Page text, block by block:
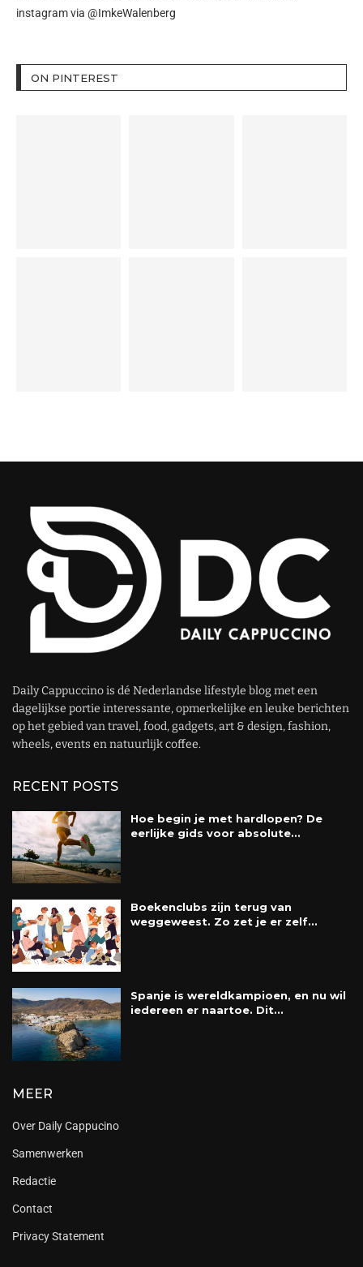
instagram via @ImkeWalenberg
ON PINTEREST
Daily Cappuccino is dé Nederlandse lifestyle blog met een
dagelijkse portie interessante, opmerkelijke en leuke berichten
op het gebied van travel, food, gadgets, art & design, fashion,
wheels, events en natuurlijk coffee.
RECENT POSTS
Hoe begin je met hardlopen? De
eerlijke gids voor absolute...
Boekenclubs zijn terug van
weggeweest. Zo zet je er zelf...
Spanje is wereldkampioen, en nu wil
iedereen er naartoe. Dit...
MEER
Over Daily Cappucino
Samenwerken
Redactie
Contact
Privacy Statement